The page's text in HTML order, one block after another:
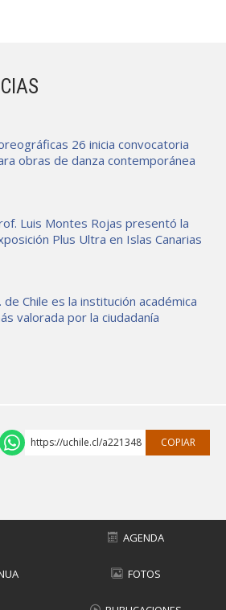
26 inicia convocatoria
obras de danza contemporánea
Luis Montes Rojas presentó la
Plus Ultra en Islas Canarias
de Chile es la institución académica
valorada por la ciudadanía
https://uchile.cl/a221348 COPIAR
AGENDA
FOTOS